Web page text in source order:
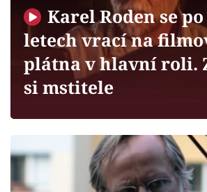
Sledujte prima+
Filmový festival Karlovy
Mámy sobě
Přihlášení
Karel Roden se
letech vrací na
plátna v hlavní roli.
si mstitele